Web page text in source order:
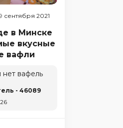
сентября 2021
в Минске
вкусные
вафли
нет вафель
- 46089